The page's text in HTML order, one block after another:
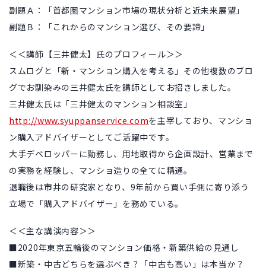
副題Ａ：「首都圏マンション市場の現状分析と近未来展望」
副題Ｂ：「これからのマンション選び、その要諦」
＜＜講師【三井健太】氏のプロフィール＞＞
スムログと「新・マンション購入を考える」その他複数のブロ
グでお馴染みの三井健太氏を講師としてお招きしました。
三井健太氏は「三井健太のマンション相談室」
http://www.syuppanservice.comを主宰しており、マンショ
ン購入アドバイザーとしてご活躍中です。
大手デベロッパーに勤務し、用地取得から企画設計、営業まで
の実務を経験し、マンショ造りの全てに精通。
退職後は市井の研究家となり、9年前から買い手側に寄り添う
立場で「購入アドバイザー」を務めている。
＜＜主な講演内容＞＞
■2020年東京五輪後のマンション価格・新築供給の見通し
■新築・中古どちらを選ぶべき？「中古も高い」は本当か？